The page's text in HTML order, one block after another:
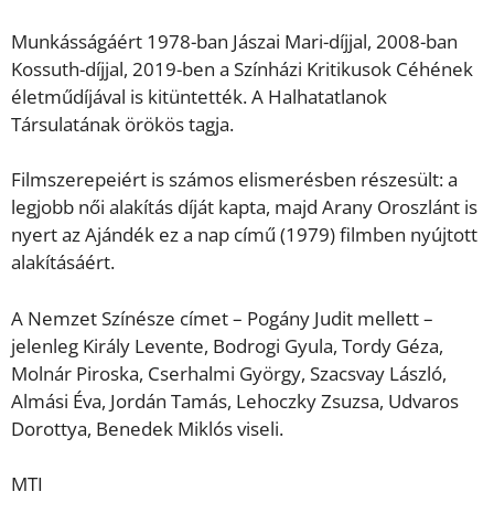
Munkásságáért 1978-ban Jászai Mari-díjjal, 2008-ban
Kossuth-díjjal, 2019-ben a Színházi Kritikusok Céhének
életműdíjával is kitüntették. A Halhatatlanok
Társulatának örökös tagja.
Filmszerepeiért is számos elismerésben részesült: a
legjobb női alakítás díját kapta, majd Arany Oroszlánt is
nyert az Ajándék ez a nap című (1979) filmben nyújtott
alakításáért.
A Nemzet Színésze címet – Pogány Judit mellett –
jelenleg Király Levente, Bodrogi Gyula, Tordy Géza,
Molnár Piroska, Cserhalmi György, Szacsvay László,
Almási Éva, Jordán Tamás, Lehoczky Zsuzsa, Udvaros
Dorottya, Benedek Miklós viseli.
MTI